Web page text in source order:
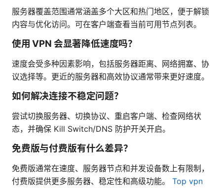
服务器覆盖范围通常涵盖多个大区和热门地区，便于解锁
内容与优化访问。可在客户端查看当前可用节点列表。
使用 VPN 会显著降低速度吗？
速度会受多种因素影响，包括服务器距离、网络拥塞、协
议选择等。更近的服务器和高效协议通常带来更好速度。
如何解决连接不稳定问题？
尝试切换服务器、切换协议、重启客户端、检查网络状
态，并确保 Kill Switch/DNS 防护开关开启。
免费版与付费版有什么差异？
免费版通常在速度、服务器节点和并发设备数上有限制，
付费版提供更多服务器、稳定性和高级功能。 Top vpn